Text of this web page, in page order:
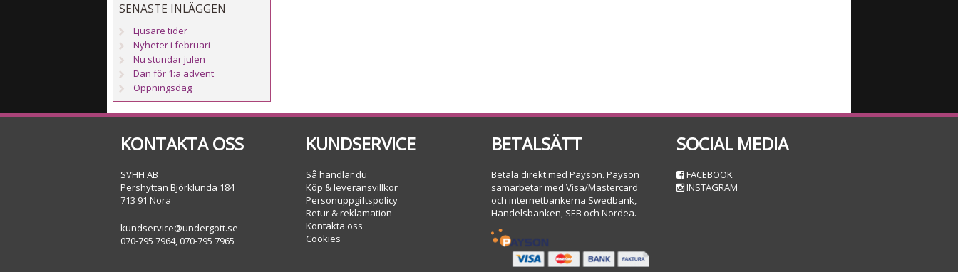
SENASTE INLÄGGEN
Ljusare tider
Nyheter i februari
Nu stundar julen
Dan för 1:a advent
Öppningsdag
KONTAKTA OSS
SVHH AB
Pershyttan Björklunda 184
713 91 Nora
kundservice@undergott.se
070-795 7964, 070-795 7965
KUNDSERVICE
Så handlar du
Köp & leveransvillkor
Personuppgiftspolicy
Retur & reklamation
Kontakta oss
Cookies
BETALSÄTT
Betala direkt med Payson. Payson
samarbetar med Visa/Mastercard
och internetbankerna Swedbank,
Handelsbanken, SEB och Nordea.
SOCIAL MEDIA
FACEBOOK
INSTAGRAM